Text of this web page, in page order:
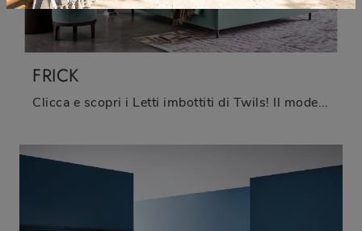
FRICK
Clicca e scopri i Letti imbottiti di Twils! Il modello Frick in tessuto ti aspetta nelle versioni matrimoniali.